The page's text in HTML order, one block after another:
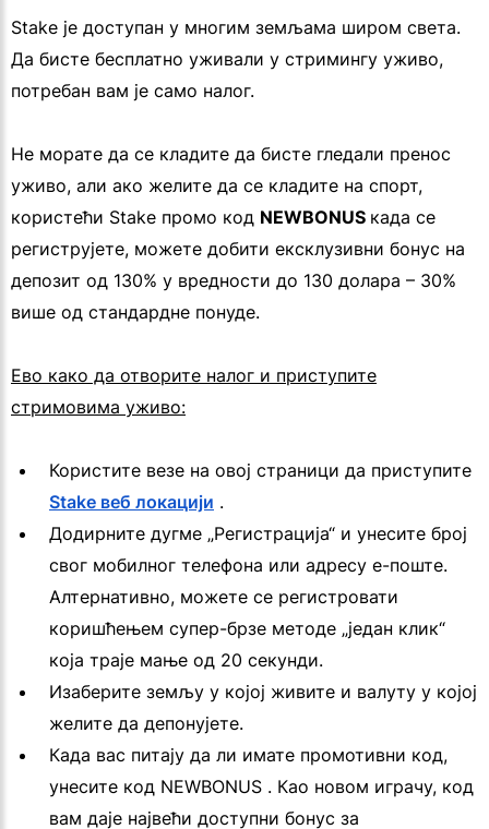
Stake је доступан у многим земљама широм света.
Да бисте бесплатно уживали у стримингу уживо,
потребан вам је само налог.
Не морате да се кладите да бисте гледали пренос
уживо, али ако желите да се кладите на спорт,
користећи Stake промо код NEWBONUS када се
региструјете, можете добити ексклузивни бонус на
депозит од 130% у вредности до 130 долара – 30%
више од стандардне понуде.
Ево како да отворите налог и приступите
стримовима уживо:
Користите везе на овој страници да приступите
Stake веб локацији .
Додирните дугме „Регистрација“ и унесите број
свог мобилног телефона или адресу е-поште.
Алтернативно, можете се регистровати
коришћењем супер-брзе методе „један клик“
која траје мање од 20 секунди.
Изаберите земљу у којој живите и валуту у којој
желите да депонујете.
Када вас питају да ли имате промотивни код,
унесите код NEWBONUS . Као новом играчу, код
вам даје највећи доступни бонус за